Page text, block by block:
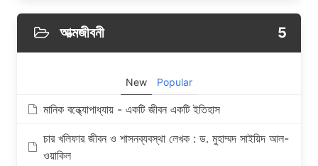
আত্মজীবনী 5
New Popular
মানিক বন্ধ্যোপাধ্যায় - একটি জীবন একটি ইতিহাস
চার খলিফার জীবন ও শাসনব্যবস্থা লেখক : ড. মুহাম্মদ সাইয়িদ আল-
ওয়াকিল